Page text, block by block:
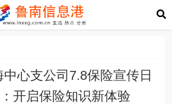
心支公司7.8保险宣传日
开启保险知识新体验